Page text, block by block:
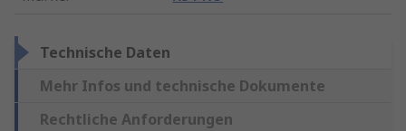
Technische Daten
Mehr Infos und technische Dokumente
Rechtliche Anforderungen